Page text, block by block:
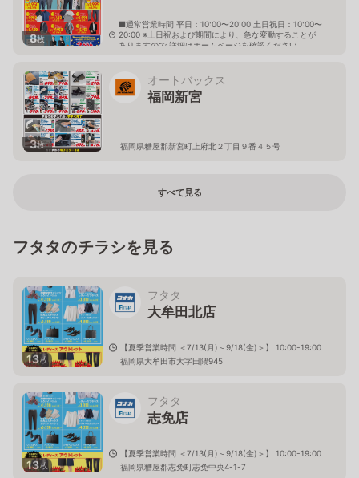
8枚
■通常営業時間 平日：10:00〜20:00 土日祝日：10:00〜
20:00 ※土日祝および期間により、急な変動することが
ありますので 詳細はホームページを確認ください
3枚
オートバックス
福岡新宮
福岡県糟屋郡新宮町上府北２丁目９番４５号
すべて見る
フタタのチラシを見る
13枚
フタタ
大牟田北店
【夏季営業時間 ＜7/13(月)～9/18(金)＞】 10:00-19:00
福岡県大牟田市大字田隈945
13枚
フタタ
志免店
【夏季営業時間 ＜7/13(月)～9/18(金)＞】 10:00-19:00
福岡県糟屋郡志免町志免中央4-1-7